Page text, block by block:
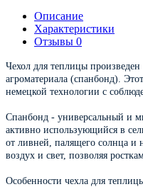
Описание
Характеристики
Отзывы 0
Чехол для теплицы
агроматериала (спанбонд).
немецкой технологии с
Спанбонд - универсальный и
активно использующийся в
от ливней, палящего солнца и
воздух и свет, позволяя
Особенности чехла для